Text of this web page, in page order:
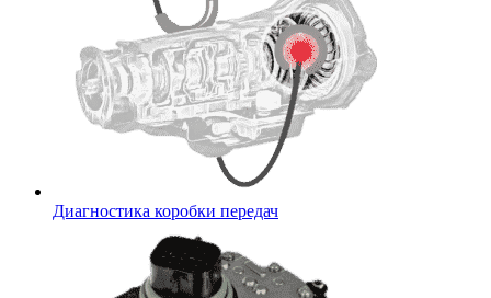
Диагностика коробки передач